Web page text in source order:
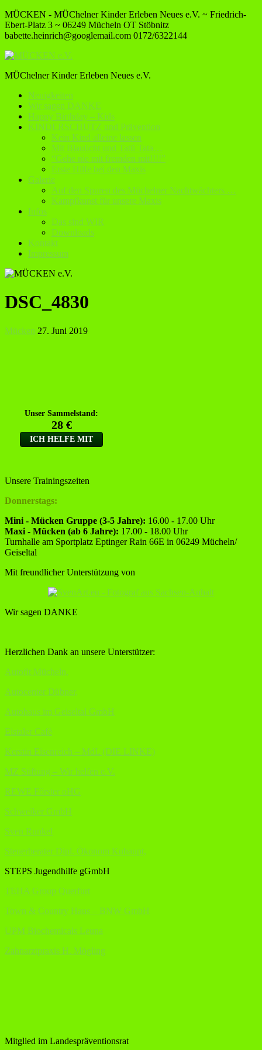
MÜCKEN - MÜChelner Kinder Erleben Neues e.V. ~ Friedrich-
Ebert-Platz 3 ~ 06249 Mücheln OT Stöbnitz
babette.heinrich@googlemail.com 0172/6322144
MÜChelner Kinder Erleben Neues e.V.
Neuigkeiten
Wir sagen DANKE
Happy Birthday – Kids
KINDERSCHUTZ und Prävention
Kein Kind alleine lassen
Mit Blaulicht und Tatü Tata…
“Gehe nie mit fremden mit!!!!”
Erste Hilfe bei den Maxis
Galerie
Auf den Spuren des Müchelner Nachtwächters …
Kampfkunst für unsere Maxis
Infos
Das sind WIR
Downloads
Kontakt
Impressum
DSC_4830
Mücken 27. Juni 2019
Unsere Trainingszeiten
Donnerstags:
Mini - Mücken Gruppe (3-5 Jahre): 16.00 - 17.00 Uhr
Maxi - Mücken (ab 6 Jahre): 17.00 - 18.00 Uhr
Turnhalle am Sportplatz Eptinger Rain 66E in 06249 Mücheln/
Geiseltal
Mit freundlicher Unterstützung von
Wir sagen DANKE
Herzlichen Dank an unsere Unterstützer:
Autofit Mücheln,
Autocenter Dübner,
Autohaus im Geiseltal GmbH
Eistaler Cafè
Kerstin Eisenreich – MdL (DIE LINKE)
MZ Stiftung – Wir helfen e.V.
REWE Förster oHG
Schweiker GmbH
Sven Runkel
Steuerberater Dipl. Ökonom Kuhaupt,
STEPS Jugendhilfe gGmbH
TEHA Group Querfurt
Town & Country Haus – BNW GmbH
UPM Biochemicals Leuna
Zahnarztpraxis H. Mögling
Mitglied im Landespräventionsrat